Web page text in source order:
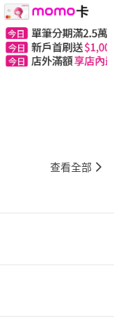
查看全部